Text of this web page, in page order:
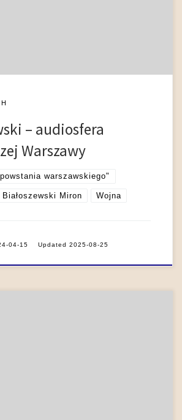
– audiosfera
Warszawy
warszawskiego"
Białoszewski Miron Wojna
04-15 Updated 2025-08-25